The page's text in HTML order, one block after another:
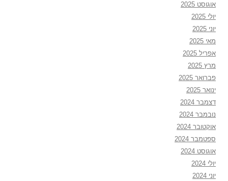
אוגוסט 2025
יולי 2025
יוני 2025
מאי 2025
אפריל 2025
מרץ 2025
פברואר 2025
ינואר 2025
דצמבר 2024
נובמבר 2024
אוקטובר 2024
ספטמבר 2024
אוגוסט 2024
יולי 2024
יוני 2024